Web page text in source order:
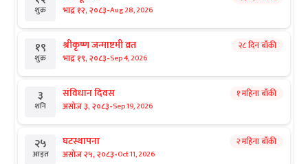
शुक्र भाद्र १२, २०८३-Aug 28, 2026
१९
शुक्र
श्रीकृष्ण जन्माष्टमी व्रत
भाद्र १९, २०८३-Sep 4, 2026
२८ दिन बाँकी
३
शनि
संविधान दिवस
असोज ३, २०८३-Sep 19, 2026
१ महिना बाँकी
२५
आइत
घटस्थापना
असोज २५, २०८३-Oct 11, 2026
२ महिना बाँकी